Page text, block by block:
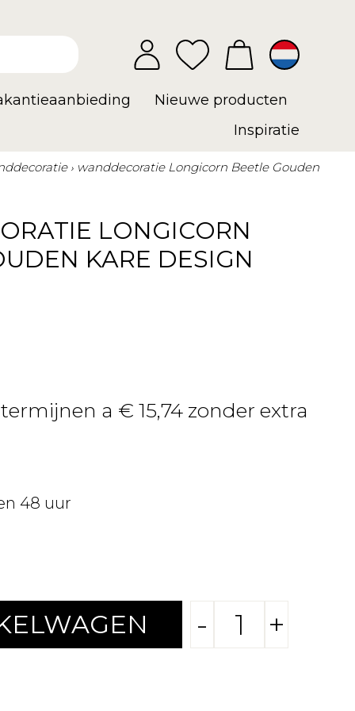
Nieuwe producten
Inspiratie
wanddecoratie Longicorn Beetle Gouden
LONGICORN
KARE DESIGN
a € 15,74 zonder extra
48 uur
- +